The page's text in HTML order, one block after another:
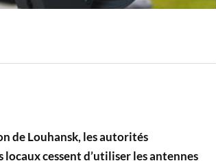
de Louhansk, les autorités
cessent d’utiliser les antennes